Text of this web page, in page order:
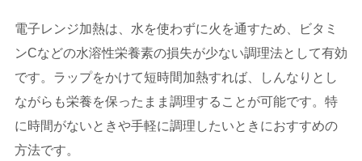
電子レンジ加熱は、水を使わずに火を通すため、ビタミ
ンCなどの水溶性栄養素の損失が少ない調理法として有効
です。ラップをかけて短時間加熱すれば、しんなりとし
ながらも栄養を保ったまま調理することが可能です。特
に時間がないときや手軽に調理したいときにおすすめの
方法です。